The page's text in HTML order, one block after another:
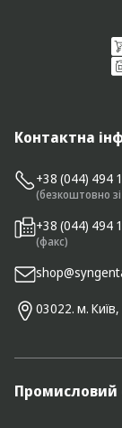
Контактна
+38 (044) 494
(безкоштовно
+38 (044) 494
(факс)
03022. м.
Промисловий